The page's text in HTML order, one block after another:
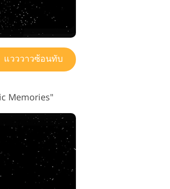
แวววาวซ้อนทับ
Memories"